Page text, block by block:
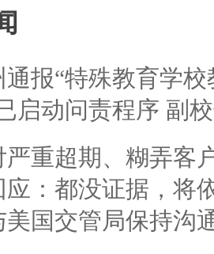
通报“特殊教育学
启动问责程序 副
严重超期、糊弄客
：都没证据，将
美国交管局保持沟